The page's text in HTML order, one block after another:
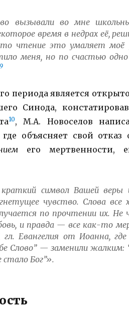
вызывали во мне
время в недрах её,
чтение это умаляет моё
меня, но по счастью
9
периода является
Синода,
10, М.А. Новоселов
объясняет свой отказ
его мертвенности,
символ Вашей веры
чувство. Слова все
по прочтении их. Не
и правда — все как-то
Евангелия от Иоанна,
Слово” — заменили жалким:
стало Бог”».